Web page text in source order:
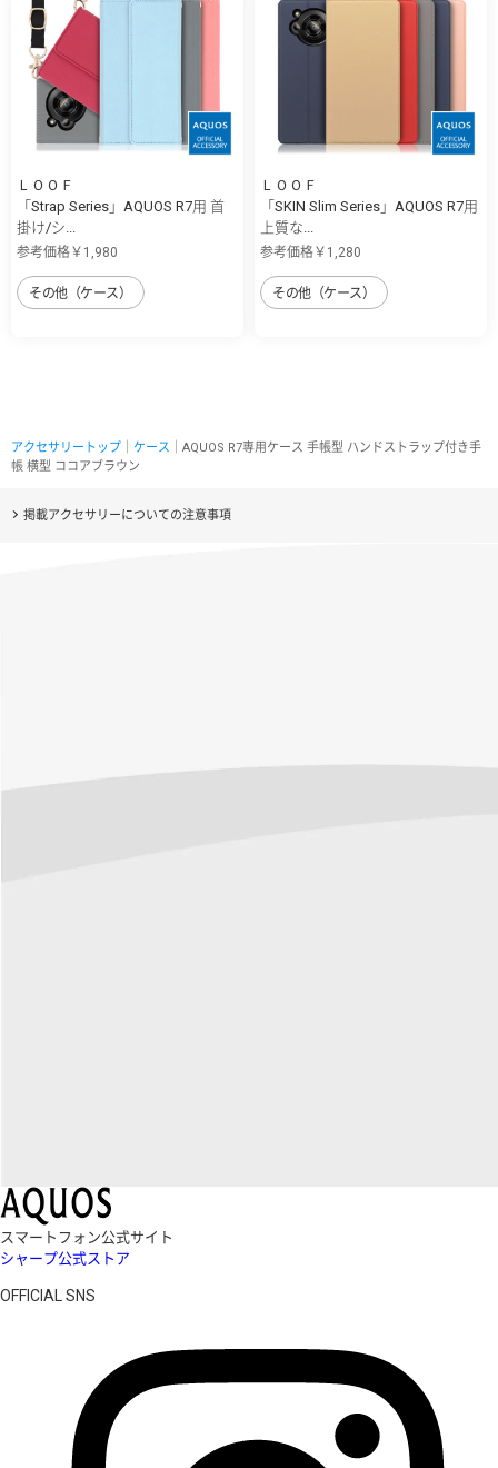
ＬＯＯＦ
「Strap Series」AQUOS R7用 首
掛け/シ...
参考価格￥1,980
その他（ケース）
ＬＯＯＦ
「SKIN Slim Series」AQUOS R7用
上質な...
参考価格￥1,280
その他（ケース）
アクセサリートップ ケース ｜AQUOS R7専用ケース 手帳型 ハンドストラップ付き手
帳 横型 ココアブラウン
掲載アクセサリーについての注意事項
スマートフォン公式サイト
シャープ公式ストア
OFFICIAL SNS